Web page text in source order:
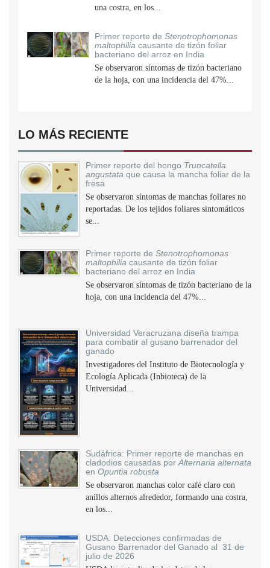
una costra, en los...
Primer reporte de Stenotrophomonas
maltophilia causante de tizón foliar
bacteriano del arroz en India
Se observaron síntomas de tizón bacteriano
de la hoja, con una incidencia del 47%...
LO MÁS RECIENTE
Primer reporte del hongo Truncatella
angustata que causa la mancha foliar de la
fresa
Se observaron síntomas de manchas foliares no
reportadas. De los tejidos foliares sintomáticos
se...
Primer reporte de Stenotrophomonas
maltophilia causante de tizón foliar
bacteriano del arroz en India
Se observaron síntomas de tizón bacteriano de la
hoja, con una incidencia del 47%...
Universidad Veracruzana diseña trampa
para combatir al gusano barrenador del
ganado
Investigadores del Instituto de Biotecnología y
Ecología Aplicada (Inbioteca) de la
Universidad...
Sudáfrica: Primer reporte de manchas en
cladodios causadas por Alternaria alternata
en Opuntia robusta
Se observaron manchas color café claro con
anillos alternos alrededor, formando una costra,
en los...
USDA: Detecciones confirmadas de
Gusano Barrenador del Ganado al 31 de
julio de 2026